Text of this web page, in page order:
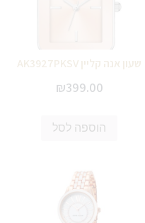
שעון אנה קליין AK3927PKSV
₪399.00
הוספה לסל